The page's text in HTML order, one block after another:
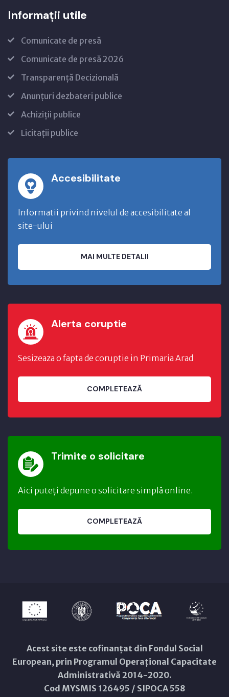
Informații utile
Comunicate de presă
Comunicate de presă 2026
Transparență Decizională
Anunțuri dezbateri publice
Achiziții publice
Licitații publice
Accesibilitate
Informatii privind nivelul de accesibilitate al
site-ului
MAI MULTE DETALII
Alerta coruptie
Sesizeaza o fapta de coruptie in Primaria Arad
COMPLETEAZĂ
Trimite o solicitare
Aici puteți depune o solicitare simplă online.
COMPLETEAZĂ
Acest site este cofinanțat din Fondul Social
European, prin Programul Operațional Capacitate
Administrativă 2014-2020.
Cod MYSMIS 126495 / SIPOCA 558